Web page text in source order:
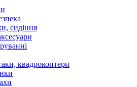
сидіння
квадрокоптери